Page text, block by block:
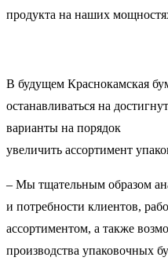
продукта на наших
В будущем Краснокамская
останавливаться на
варианты на порядок
увеличить ассортимент
– Мы тщательным образом
и потребности клиентов,
ассортиментом, а также
производства упаковочных